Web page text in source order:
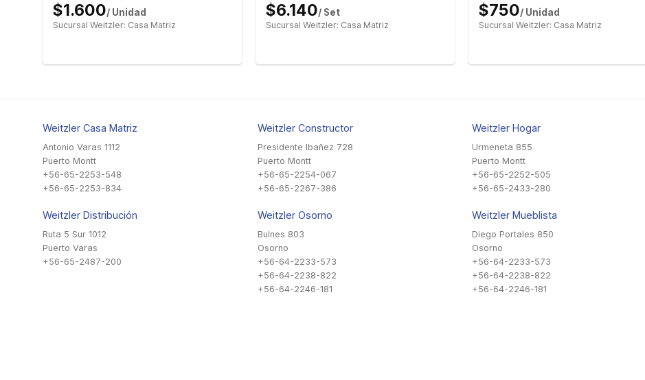
$1.600/ Unidad
Sucursal Weitzler: Casa Matriz
$6.140/ Set
Sucursal Weitzler: Casa Matriz
$750/ Unidad
Sucursal Weitzler: Casa Matriz
Weitzler Casa Matriz
Antonio Varas 1112
Puerto Montt
+56-65-2253-548
+56-65-2253-834
Weitzler Distribución
Ruta 5 Sur 1012
Puerto Varas
+56-65-2487-200
Weitzler Constructor
Presidente Ibañez 728
Puerto Montt
+56-65-2254-067
+56-65-2267-386
Weitzler Osorno
Bulnes 803
Osorno
+56-64-2233-573
+56-64-2238-822
+56-64-2246-181
Weitzler Hogar
Urmeneta 855
Puerto Montt
+56-65-2252-505
+56-65-2433-280
Weitzler Mueblista
Diego Portales 850
Osorno
+56-64-2233-573
+56-64-2238-822
+56-64-2246-181